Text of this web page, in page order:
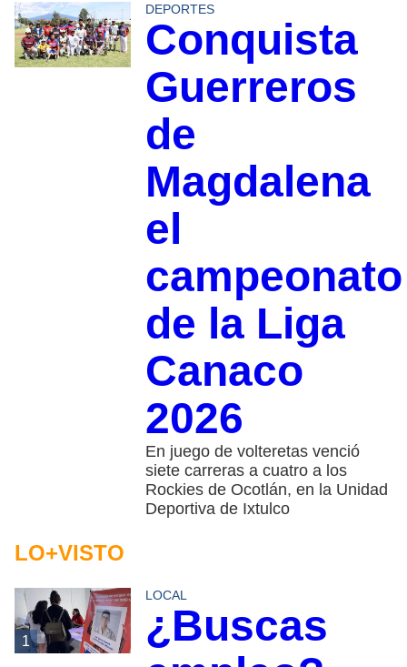
DEPORTES
Conquista
Guerreros
de
Magdalena
el
campeonato
de la Liga
Canaco
2026
En juego de volteretas venció
siete carreras a cuatro a los
Rockies de Ocotlán, en la Unidad
Deportiva de Ixtulco
LO+VISTO
1
LOCAL
¿Buscas